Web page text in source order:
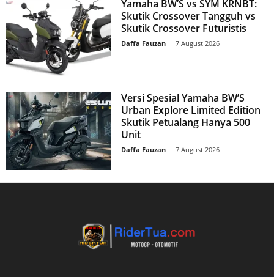
Yamaha BW’S vs SYM KRNBT:
Skutik Crossover Tangguh vs
Skutik Crossover Futuristis
Daffa Fauzan 7 August 2026
Versi Spesial Yamaha BW’S
Urban Explore Limited Edition
Skutik Petualang Hanya 500
Unit
Daffa Fauzan 7 August 2026